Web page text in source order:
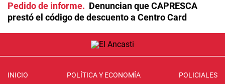
Pedido de informe
Denuncian que CAPRESCA
prestó el código de descuento a Centro Card
INICIO POLÍTICA Y ECONOMÍA POLICIALES